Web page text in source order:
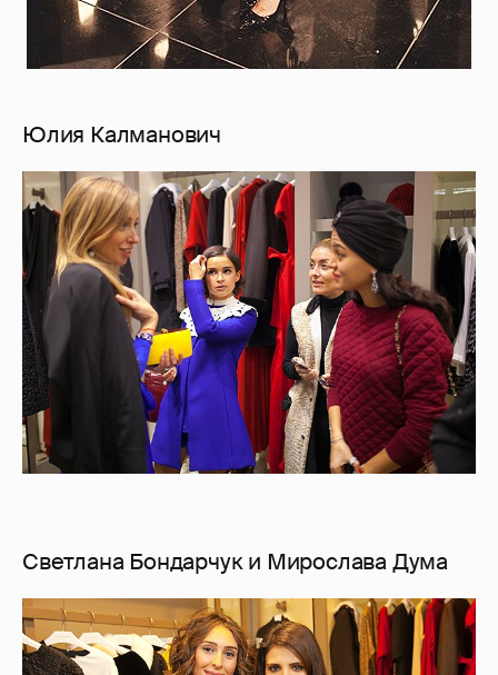
Юлия Калманович
Светлана Бондарчук и Мирослава Дума